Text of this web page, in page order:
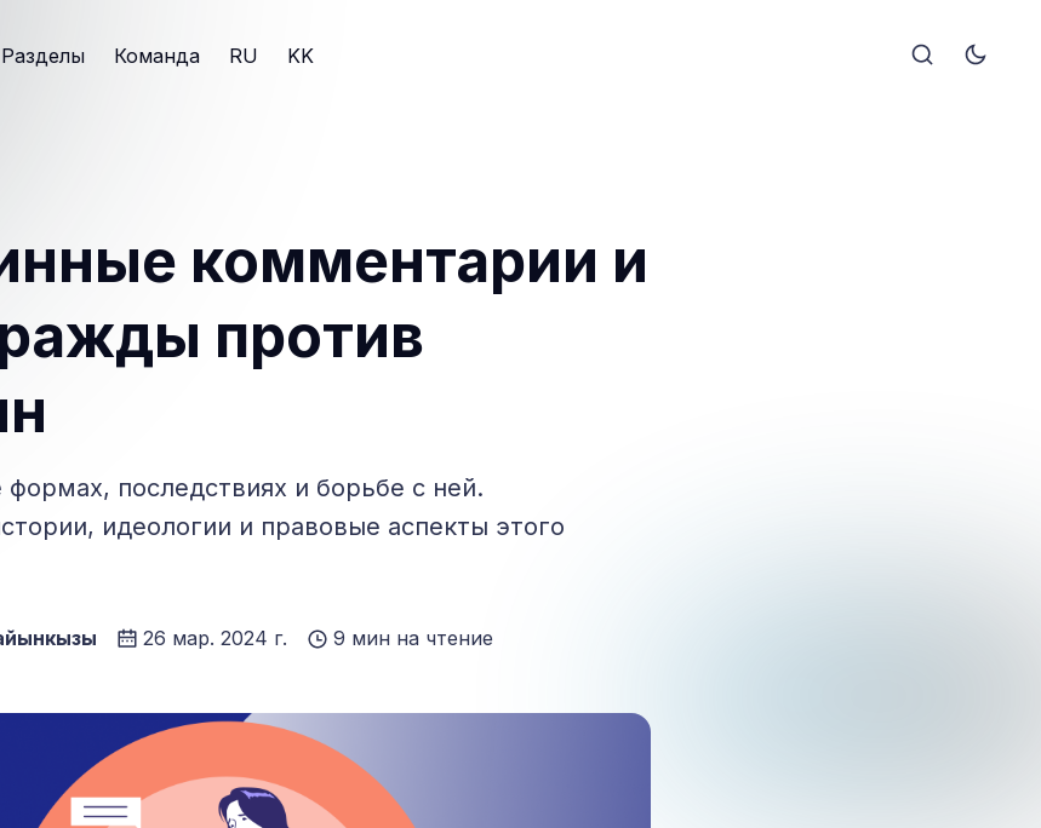
Разделы Команда RU KK
комментарии и
против
последствиях и борьбе с ней.
идеологии и правовые аспекты этого
26 мар. 2024 г. 9 мин на чтение